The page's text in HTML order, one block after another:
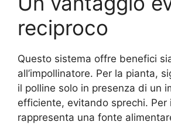
reciproco
Questo sistema offre benefici
all’impollinatore. Per la pianta,
il polline solo in presenza di un
efficiente, evitando sprechi. Per
rappresenta una fonte